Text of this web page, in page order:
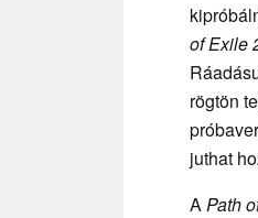
of Exile
rögtön
juthat
APath